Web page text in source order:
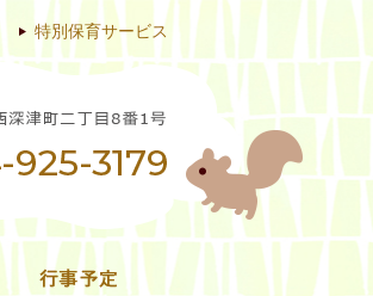
特別保育サービス